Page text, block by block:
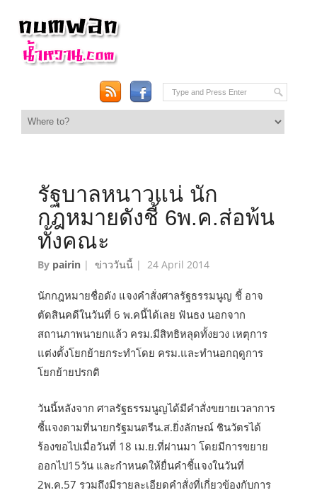
รัฐบาลหนาวแน่ นัก
กฎหมายดังชี้ 6พ.ค.ส่อพ้น
ทั้งคณะ
By pairin |ข่าววันนี้ |24 April 2014
นักกฎหมายชื่อดัง แจงคำสั่งศาลรัฐธรรมนูญ ชี้ อาจ
ตัดสินคดีในวันที่ 6 พ.คนี้ได้เลย ฟันธง นอกจาก
สถานภาพนายกแล้ว ครม.มีสิทธิหลุดทั้งยวง เหตุการ
แต่งตั้งโยกย้ายกระทำโดย ครม.และทำนอกฤดูการ
โยกย้ายปรกติ
วันนี้หลังจาก ศาลรัฐธรรมนูญได้มีคำสั่งขยายเวลาการ
ชี้แจงตามที่นายกรัฐมนตรีน.ส.ยิ่งลักษณ์ ชินวัตรได้
ร้องขอไปเมื่อวันที่ 18 เม.ย.ที่ผ่านมา โดยมีการขยาย
ออกไป15วัน และกำหนดให้ยื่นคำชี้แจงในวันที่
2พ.ค.57 รวมถึงมีรายละเอียดคำสั่งที่เกี่ยวข้องกับการ